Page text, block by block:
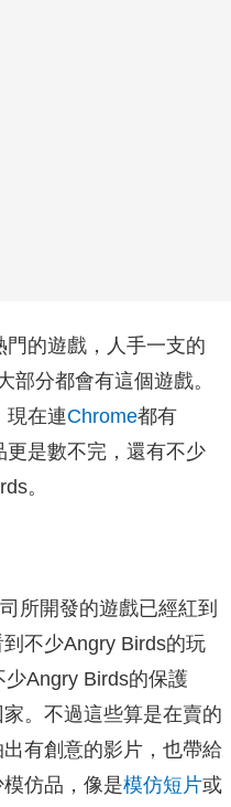
的遊戲，人手一支的
部分都會有這個遊戲。
現在連Chrome都有
是數不完，還有不少
。
所開發的遊戲已經紅到
不少Angry Birds的玩
Angry Birds的保護
。不過這些算是在賣的
有創意的影片，也帶給
仿品，像是模仿短片或